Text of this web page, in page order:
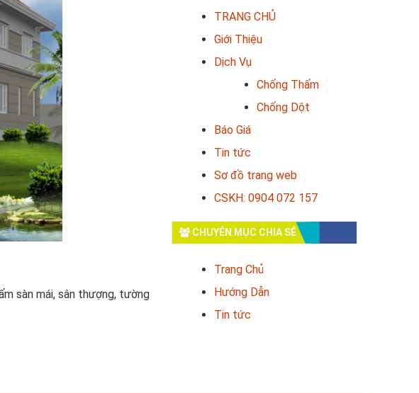
sàn mái, sân thượng, tường
TRANG CHỦ
Giới Thiệu
Dịch Vụ
Chống Thấm
Chống Dột
Báo Giá
Tin tức
Sơ đồ trang web
CSKH: 0904 072 157
CHUYÊN MỤC CHIA SẺ
Trang Chủ
Hướng Dẫn
Tin tức